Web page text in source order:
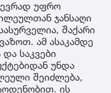
უფრო
ჯანსაღი
შაქარი
ამ ასაკამდე
საკვები
უნდა
შეიძლება,
ის